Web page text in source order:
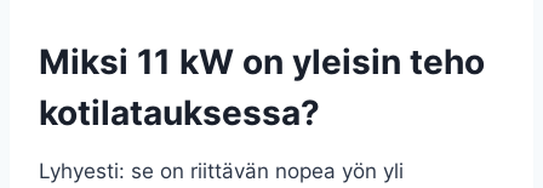
Miksi 11 kW on yleisin teho
kotilatauksessa?
Lyhyesti: se on riittävän nopea yön yli